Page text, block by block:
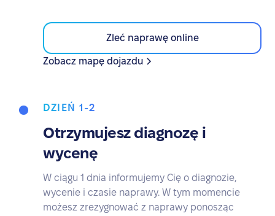
Zleć naprawę online
Zobacz mapę dojazdu
DZIEŃ 1-2
Otrzymujesz diagnozę i
wycenę
W ciągu 1 dnia informujemy Cię o diagnozie,
wycenie i czasie naprawy. W tym momencie
możesz zrezygnować z naprawy ponosząc